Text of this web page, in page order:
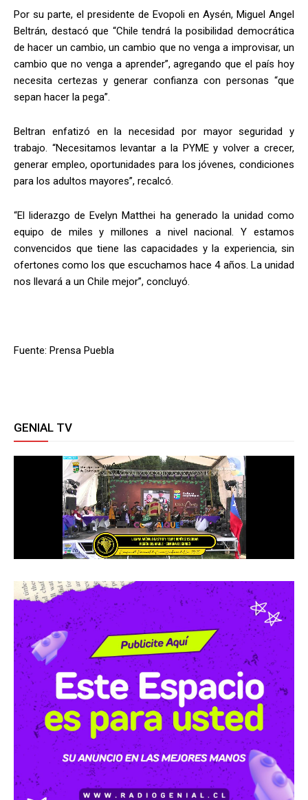
Por su parte, el presidente de Evopoli en Aysén, Miguel Angel
Beltrán, destacó que “Chile tendrá la posibilidad democrática
de hacer un cambio, un cambio que no venga a improvisar, un
cambio que no venga a aprender”, agregando que el país hoy
necesita certezas y generar confianza con personas “que
sepan hacer la pega”.
Beltran enfatizó en la necesidad por mayor seguridad y
trabajo. “Necesitamos levantar a la PYME y volver a crecer,
generar empleo, oportunidades para los jóvenes, condiciones
para los adultos mayores”, recalcó.
“El liderazgo de Evelyn Matthei ha generado la unidad como
equipo de miles y millones a nivel nacional. Y estamos
convencidos que tiene las capacidades y la experiencia, sin
ofertones como los que escuchamos hace 4 años. La unidad
nos llevará a un Chile mejor”, concluyó.
Fuente: Prensa Puebla
GENIAL TV